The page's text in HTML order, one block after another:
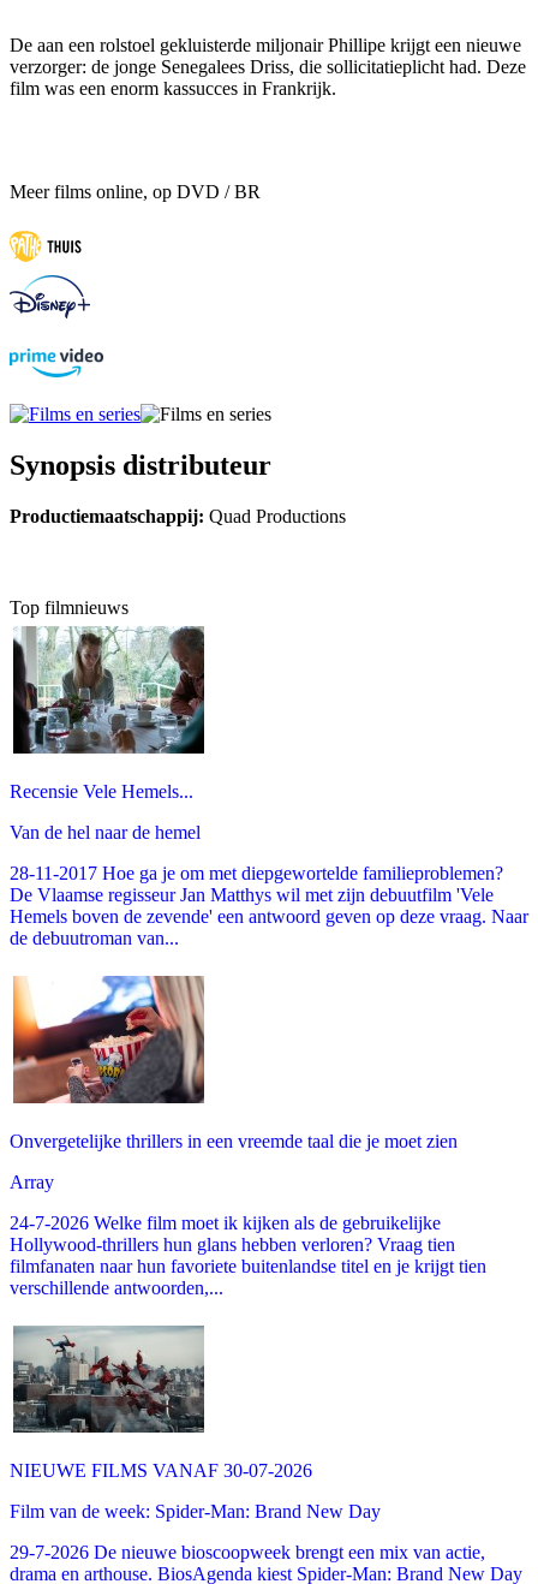
De aan een rolstoel gekluisterde miljonair Phillipe krijgt een nieuwe
verzorger: de jonge Senegalees Driss, die sollicitatieplicht had. Deze
film was een enorm kassucces in Frankrijk.
Meer films online, op DVD / BR
Synopsis distributeur
Productiemaatschappij: Quad Productions
Top filmnieuws
Recensie Vele Hemels...
Van de hel naar de hemel
28-11-2017 Hoe ga je om met diepgewortelde familieproblemen?
De Vlaamse regisseur Jan Matthys wil met zijn debuutfilm 'Vele
Hemels boven de zevende' een antwoord geven op deze vraag. Naar
de debuutroman van...
Onvergetelijke thrillers in een vreemde taal die je moet zien
Array
24-7-2026 Welke film moet ik kijken als de gebruikelijke
Hollywood-thrillers hun glans hebben verloren? Vraag tien
filmfanaten naar hun favoriete buitenlandse titel en je krijgt tien
verschillende antwoorden,...
NIEUWE FILMS VANAF 30-07-2026
Film van de week: Spider-Man: Brand New Day
29-7-2026 De nieuwe bioscoopweek brengt een mix van actie,
drama en arthouse. BiosAgenda kiest Spider-Man: Brand New Day